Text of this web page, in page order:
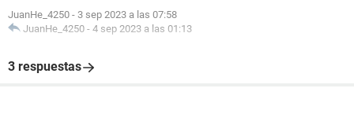
JuanHe_4250 - 3 sep 2023 a las 07:58
JuanHe_4250 - 4 sep 2023 a las 01:13
3 respuestas